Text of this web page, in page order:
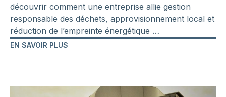
découvrir comment une entreprise allie gestion
responsable des déchets, approvisionnement local et
réduction de l’empreinte énergétique …
EN SAVOIR PLUS